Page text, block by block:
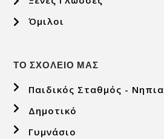
Όμιλοι
ΤΟ ΣΧΟΛΕΙΟ ΜΑΣ
Παιδικός Σταθμός -
Δημοτικό
Γυμνάσιο